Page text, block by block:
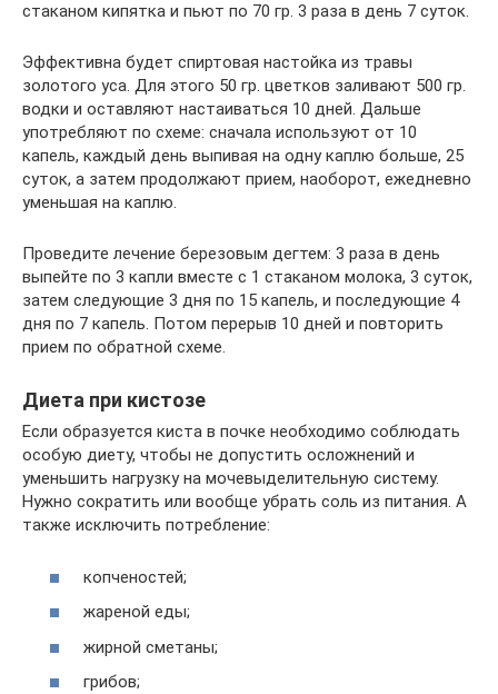
стаканом кипятка и пьют по 70 гр. 3 раза в день 7 суток.
Эффективна будет спиртовая настойка из травы
золотого уса. Для этого 50 гр. цветков заливают 500 гр.
водки и оставляют настаиваться 10 дней. Дальше
употребляют по схеме: сначала используют от 10
капель, каждый день выпивая на одну каплю больше, 25
суток, а затем продолжают прием, наоборот, ежедневно
уменьшая на каплю.
Проведите лечение березовым дегтем: 3 раза в день
выпейте по 3 капли вместе с 1 стаканом молока, 3 суток,
затем следующие 3 дня по 15 капель, и последующие 4
дня по 7 капель. Потом перерыв 10 дней и повторить
прием по обратной схеме.
Диета при кистозе
Если образуется киста в почке необходимо соблюдать
особую диету, чтобы не допустить осложнений и
уменьшить нагрузку на мочевыделительную систему.
Нужно сократить или вообще убрать соль из питания. А
также исключить потребление:
копченостей;
жареной еды;
жирной сметаны;
грибов;